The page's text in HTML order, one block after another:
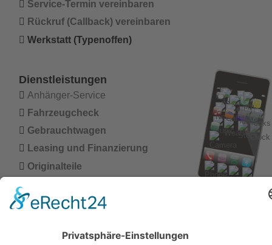
 Service-Termin vereinbaren
 Rückruf (Callback) vereinbaren
 Werkstatt (Typenoffen)
Dienstleistungen
 Anhänger-Service
 Fahrzeugcheck
 Gebrauchtwagen
 Leasing und Finanzierung
 Originalteile
 Service (Übersicht)
Wohnmobil-Service